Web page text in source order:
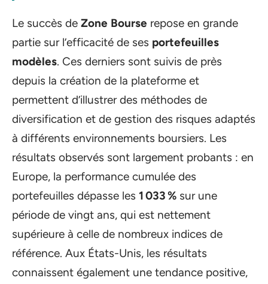
Le succès de Zone Bourse repose en grande
partie sur l’efficacité de ses portefeuilles
modèles. Ces derniers sont suivis de près
depuis la création de la plateforme et
permettent d’illustrer des méthodes de
diversification et de gestion des risques adaptés
à différents environnements boursiers. Les
résultats observés sont largement probants : en
Europe, la performance cumulée des
portefeuilles dépasse les 1 033 % sur une
période de vingt ans, qui est nettement
supérieure à celle de nombreux indices de
référence. Aux États-Unis, les résultats
connaissent également une tendance positive,